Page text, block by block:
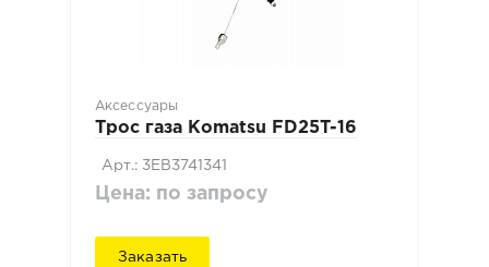
Аксессуары
Трос газа Komatsu FD25T-16
Арт.: 3EB3741341
Цена: по запросу
Заказать